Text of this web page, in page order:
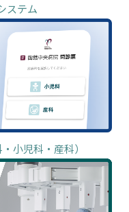
ステム
小児科・産科）